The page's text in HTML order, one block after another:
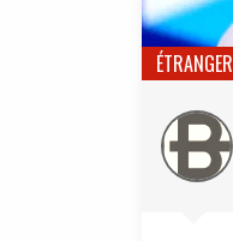
ÉTRANGER